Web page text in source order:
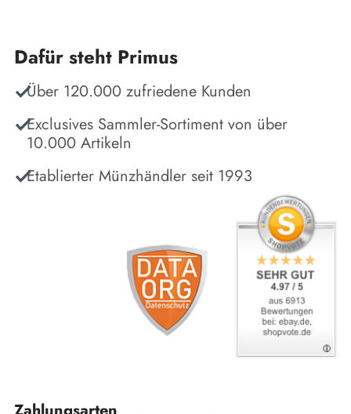
Dafür steht Primus
Über 120.000 zufriedene Kunden
Exclusives Sammler-Sortiment von über
10.000 Artikeln
Etablierter Münzhändler seit 1993